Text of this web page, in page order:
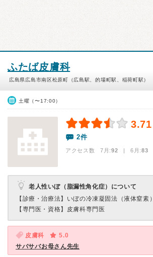
ふたば皮膚科
広島県広島市南区松原町（広島駅、的場町駅、稲荷町駅）
土曜（〜17:00）
3.71
2件
アクセス数 7月:92 | 6月:83
老人性いぼ（脂漏性角化症）について
【診療・治療法】 いぼの冷凍凝固法（液体窒素）
【専門医・資格】 皮膚科専門医
皮膚科
5.0
サバサバお母さん先生